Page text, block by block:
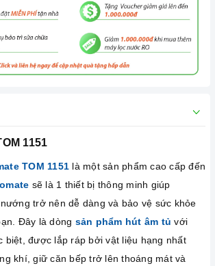
1151
TOM 1151 là một sản phẩm cao cấp đến
sẽ là 1 thiết bị thông minh giúp
trở nên dễ dàng và bảo vệ sức khỏe
Đây là dòng sản phẩm hút âm tủ với
biệt, được lắp ráp bởi vật liệu hạng nhất
khí, giữ căn bếp trở lên thoáng mát và